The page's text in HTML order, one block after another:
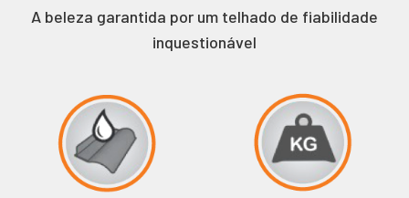
A beleza garantida por um telhado de fiabilidade
inquestionável